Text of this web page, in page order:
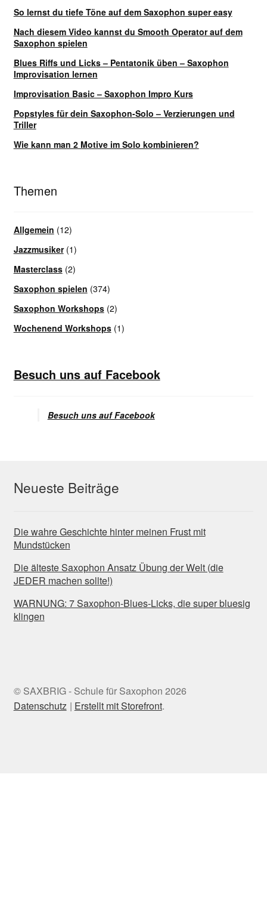
So lernst du tiefe Töne auf dem Saxophon super easy
Nach diesem Video kannst du Smooth Operator auf dem
Saxophon spielen
Blues Riffs und Licks – Pentatonik üben – Saxophon
Improvisation lernen
Improvisation Basic – Saxophon Impro Kurs
Popstyles für dein Saxophon-Solo – Verzierungen und
Triller
Wie kann man 2 Motive im Solo kombinieren?
Themen
Allgemein (12)
Jazzmusiker(1)
Masterclass(2)
Saxophon spielen (374)
Saxophon Workshops(2)
Wochenend Workshops(1)
Besuch uns auf Facebook
Besuch uns auf Facebook
Neueste Beiträge
Die wahre Geschichte hinter meinen Frust mit
Mundstücken
Die älteste Saxophon Ansatz Übung der Welt (die
JEDER machen sollte!)
WARNUNG: 7 Saxophon-Blues-Licks, die super bluesig
klingen
© SAXBRIG - Schule für Saxophon 2026
Datenschutz
Erstellt mit Storefront.